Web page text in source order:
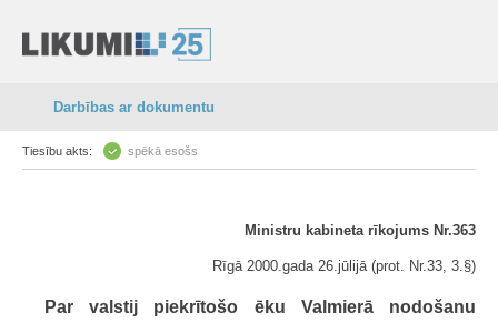
Darbības ar dokumentu
Tiesību akts: spēkā esošs
Ministru kabineta rīkojums Nr.363
Rīgā 2000.gada 26.jūlijā (prot. Nr.33, 3.§)
Par valstij piekrītošo ēku Valmierā nodošanu